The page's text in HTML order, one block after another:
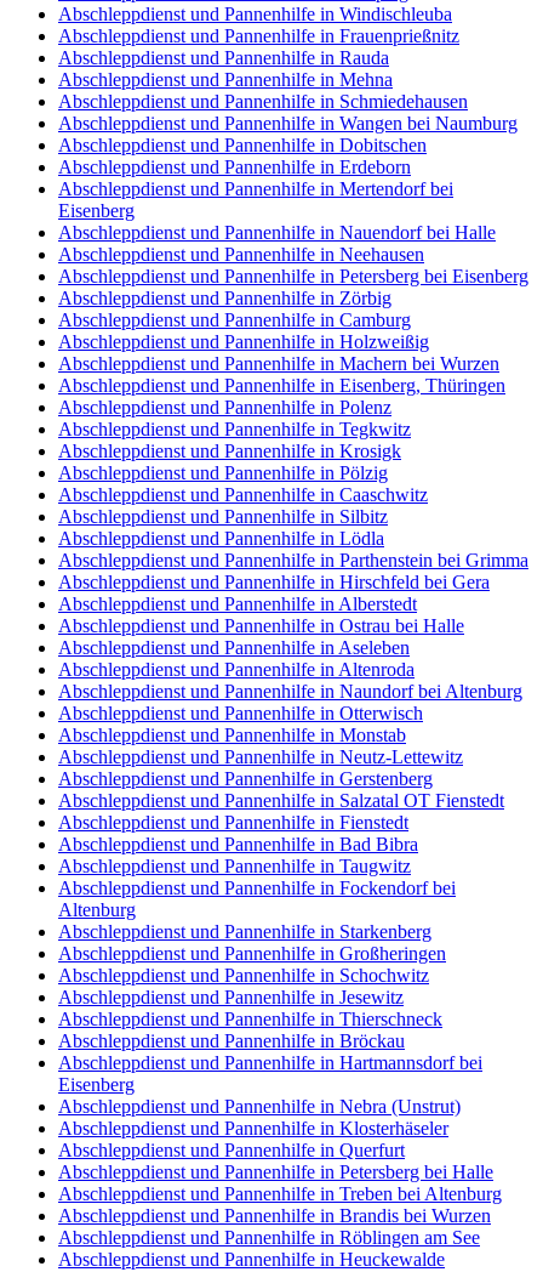
Abschleppdienst und Pannenhilfe in Windischleuba
Abschleppdienst und Pannenhilfe in Frauenprießnitz
Abschleppdienst und Pannenhilfe in Rauda
Abschleppdienst und Pannenhilfe in Mehna
Abschleppdienst und Pannenhilfe in Schmiedehausen
Abschleppdienst und Pannenhilfe in Wangen bei Naumburg
Abschleppdienst und Pannenhilfe in Dobitschen
Abschleppdienst und Pannenhilfe in Erdeborn
Abschleppdienst und Pannenhilfe in Mertendorf bei
Eisenberg
Abschleppdienst und Pannenhilfe in Nauendorf bei Halle
Abschleppdienst und Pannenhilfe in Neehausen
Abschleppdienst und Pannenhilfe in Petersberg bei Eisenberg
Abschleppdienst und Pannenhilfe in Zörbig
Abschleppdienst und Pannenhilfe in Camburg
Abschleppdienst und Pannenhilfe in Holzweißig
Abschleppdienst und Pannenhilfe in Machern bei Wurzen
Abschleppdienst und Pannenhilfe in Eisenberg, Thüringen
Abschleppdienst und Pannenhilfe in Polenz
Abschleppdienst und Pannenhilfe in Tegkwitz
Abschleppdienst und Pannenhilfe in Krosigk
Abschleppdienst und Pannenhilfe in Pölzig
Abschleppdienst und Pannenhilfe in Caaschwitz
Abschleppdienst und Pannenhilfe in Silbitz
Abschleppdienst und Pannenhilfe in Lödla
Abschleppdienst und Pannenhilfe in Parthenstein bei Grimma
Abschleppdienst und Pannenhilfe in Hirschfeld bei Gera
Abschleppdienst und Pannenhilfe in Alberstedt
Abschleppdienst und Pannenhilfe in Ostrau bei Halle
Abschleppdienst und Pannenhilfe in Aseleben
Abschleppdienst und Pannenhilfe in Altenroda
Abschleppdienst und Pannenhilfe in Naundorf bei Altenburg
Abschleppdienst und Pannenhilfe in Otterwisch
Abschleppdienst und Pannenhilfe in Monstab
Abschleppdienst und Pannenhilfe in Neutz-Lettewitz
Abschleppdienst und Pannenhilfe in Gerstenberg
Abschleppdienst und Pannenhilfe in Salzatal OT Fienstedt
Abschleppdienst und Pannenhilfe in Fienstedt
Abschleppdienst und Pannenhilfe in Bad Bibra
Abschleppdienst und Pannenhilfe in Taugwitz
Abschleppdienst und Pannenhilfe in Fockendorf bei
Altenburg
Abschleppdienst und Pannenhilfe in Starkenberg
Abschleppdienst und Pannenhilfe in Großheringen
Abschleppdienst und Pannenhilfe in Schochwitz
Abschleppdienst und Pannenhilfe in Jesewitz
Abschleppdienst und Pannenhilfe in Thierschneck
Abschleppdienst und Pannenhilfe in Bröckau
Abschleppdienst und Pannenhilfe in Hartmannsdorf bei
Eisenberg
Abschleppdienst und Pannenhilfe in Nebra (Unstrut)
Abschleppdienst und Pannenhilfe in Klosterhäseler
Abschleppdienst und Pannenhilfe in Querfurt
Abschleppdienst und Pannenhilfe in Petersberg bei Halle
Abschleppdienst und Pannenhilfe in Treben bei Altenburg
Abschleppdienst und Pannenhilfe in Brandis bei Wurzen
Abschleppdienst und Pannenhilfe in Röblingen am See
Abschleppdienst und Pannenhilfe in Heuckewalde